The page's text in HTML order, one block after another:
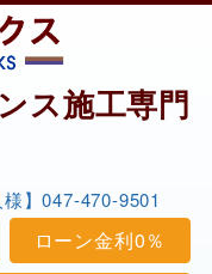
ス施工専門
様】047-470-9501
ローン金利0％